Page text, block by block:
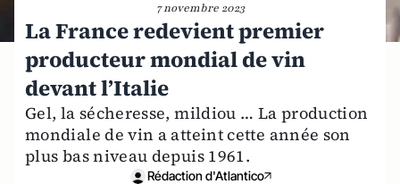
7 novembre 2023
La France redevient premier
producteur mondial de vin
devant l’Italie
Gel, la sécheresse, mildiou … La production
mondiale de vin a atteint cette année son
plus bas niveau depuis 1961.
Rédaction d'Atlantico